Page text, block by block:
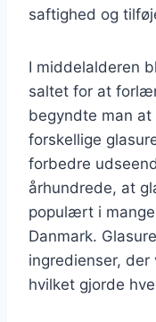
saftighed og
I middelalderen
saltet for at
begyndte man at
forskellige
forbedre
århundrede, at
populært i
Danmark.
ingredienser,
hvilket gjorde